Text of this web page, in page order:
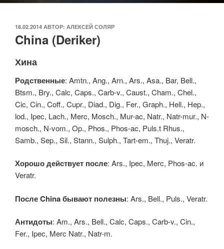
ОПУБЛИКОВАНО
18.02.2014 АВТОР: АЛЕКСЕЙ СОЛЯР
China (Deriker)
Хина
Родственные: Amtn., Ang., Arn., Ars., Asa., Bar, Bell.,
Btsm., Bry., Calc, Caps., Carb-v., Caust., Cham., Chel.,
Cic, Cin., Coff., Cupr., Diad., Dig., Fer., Graph., Hell., Hep.,
lod., Ipec, Lach., Merc, Mosch., Mur-ac, Natr., Natr-mur., N-
mosch., N-vom., Op., Phos., Phos-ac, Puls.t Rhus.,
Samb., Sep., Sil., Stann., Sulph., Tart-em., Thuj., Veratr.
Хорошо действует после: Ars., Ipec, Merc, Phos-ac. и
Veratr.
После China бывают полезны: Ars., Bell., Puls., Veratr.
Антидоты: Am., Ars., Bell., Calc, Caps., Carb-v., Cin.,
Fer., Ipec, Merc Natr., Natr-m.